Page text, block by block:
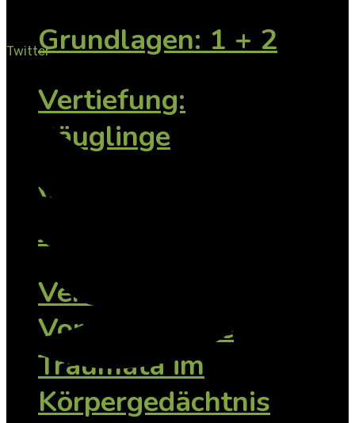
Grundlagen: 1 + 2
Vertiefung:
Säuglinge
Vertiefung: Kind
Jugendliche
Vertiefung:
Vorsprachliche
Traumata im
Körpergedächtnis
Twitter